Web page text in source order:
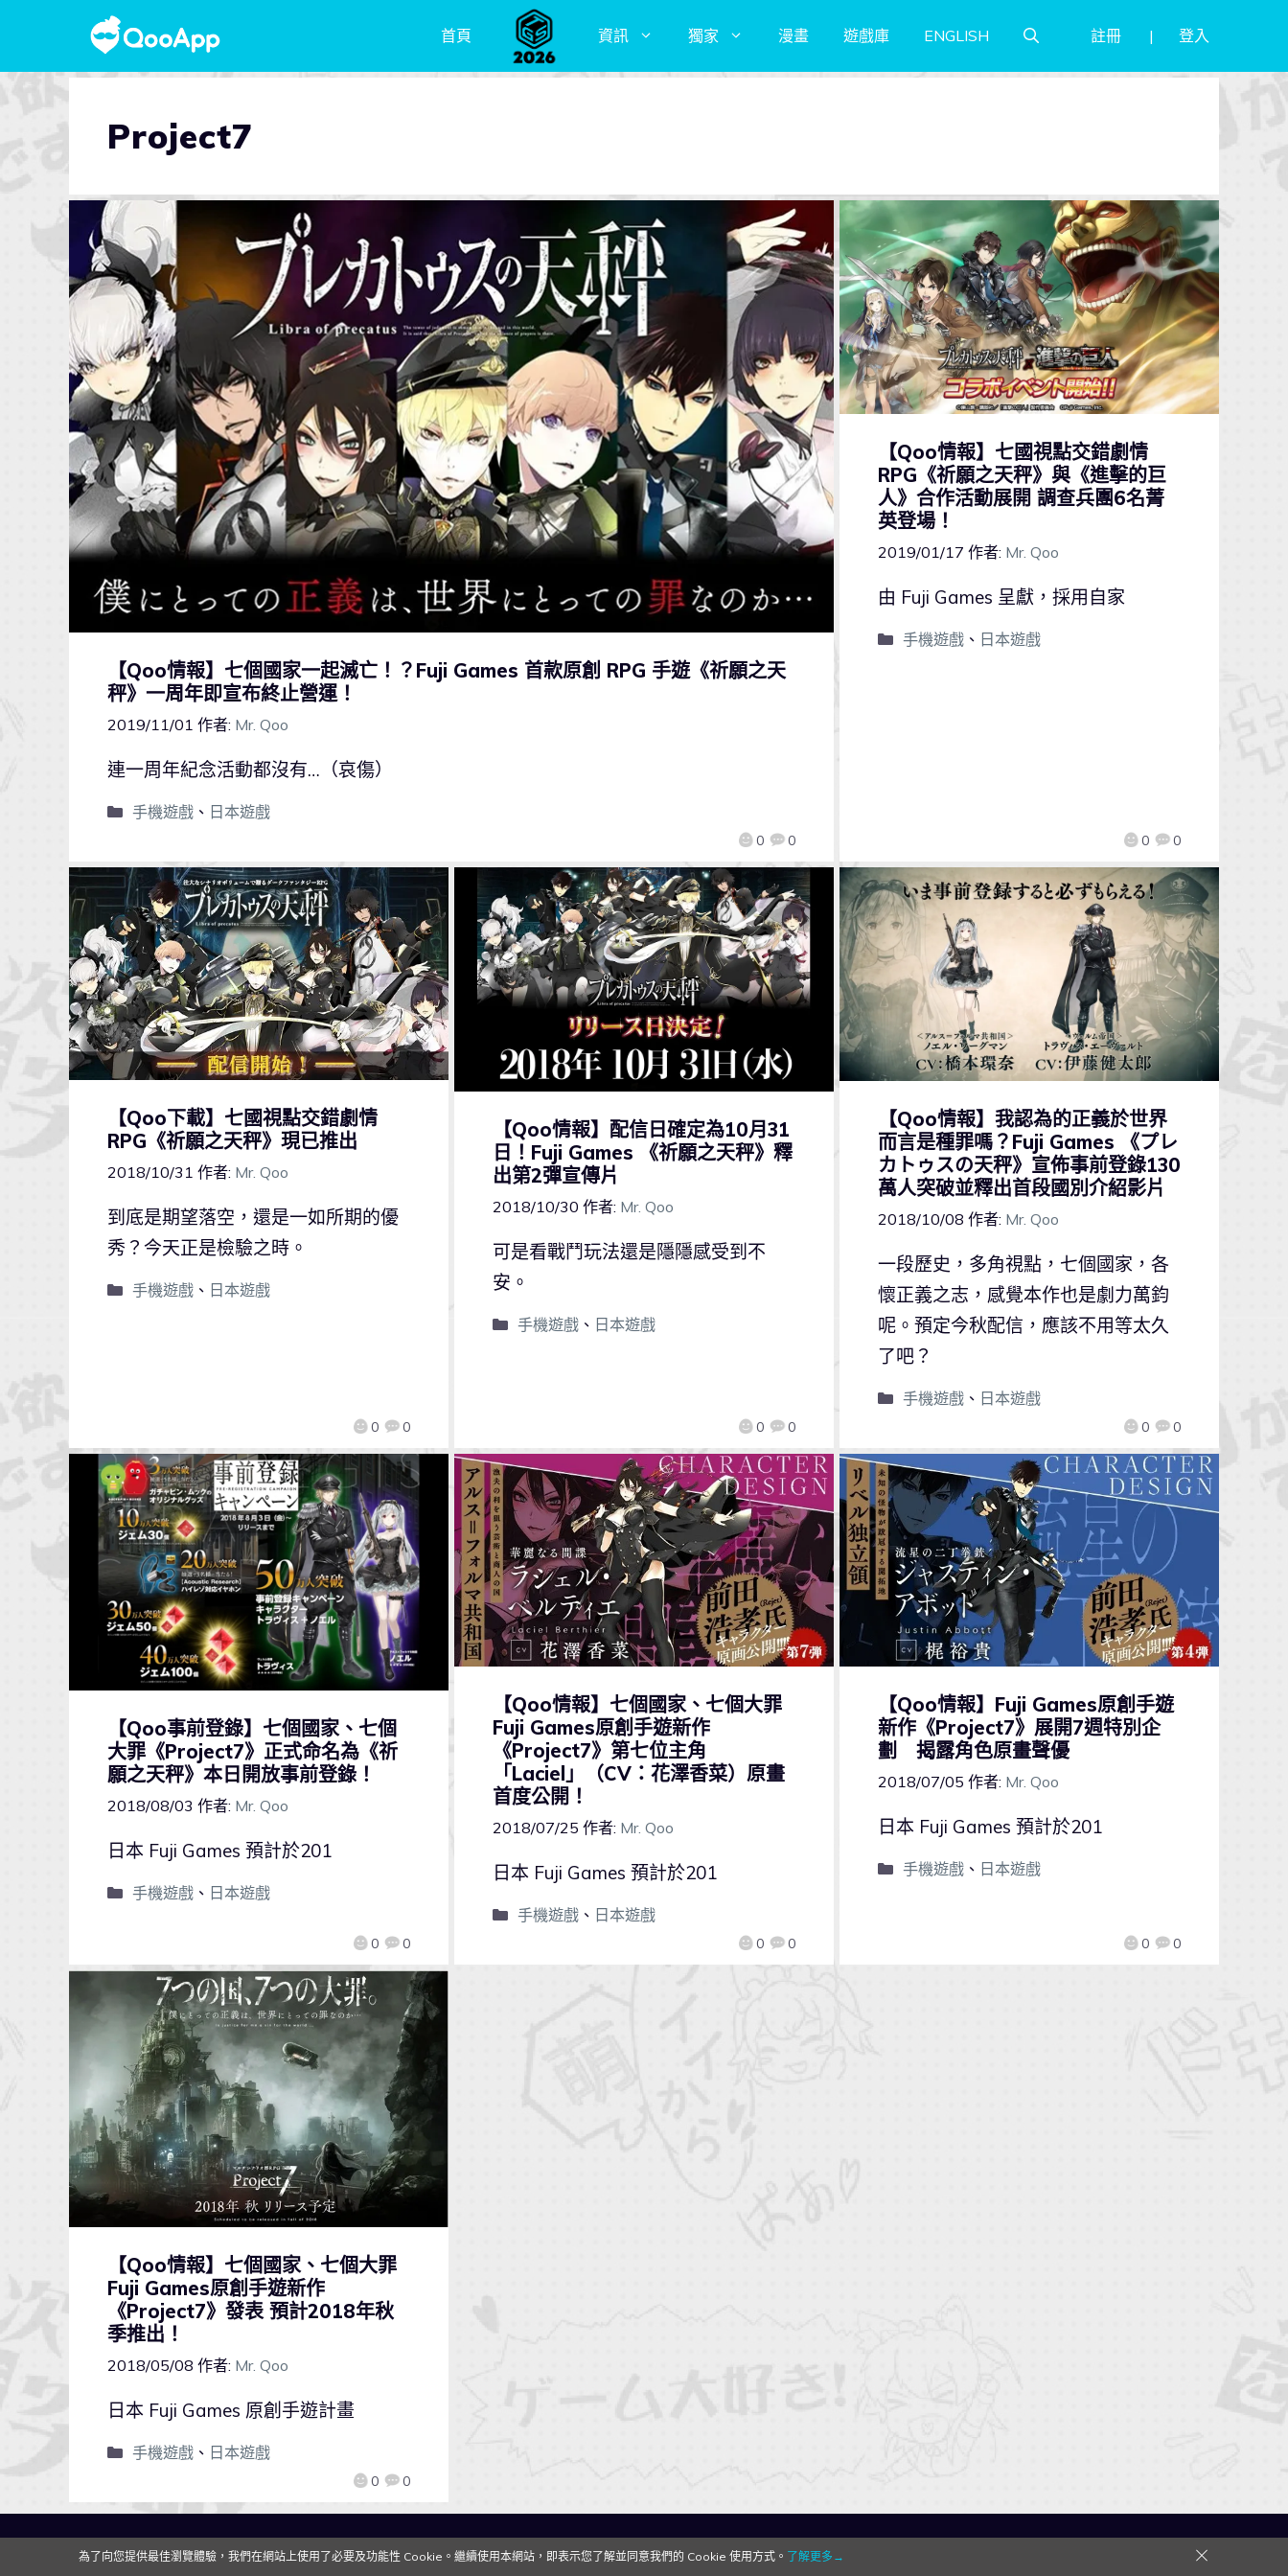
首頁 資訊 獨家 漫畫 遊戲庫 ENGLISH 註冊 登入
Project7
【Qoo情報】七個國家一起滅亡！？Fuji Games 首款原創 RPG 手遊《祈願之天
秤》一周年即宣布終止營運！
2019/11/01 作者: Mr. Qoo
0 0
連一周年紀念活動都沒有…（哀傷）
手機遊戲、 日本遊戲
【Qoo情報】七國視點交錯劇情
RPG《祈願之天秤》與《進擊的巨
人》合作活動展開 調查兵團6名菁
英登場！
2019/01/17 作者: Mr. Qoo
0 0
由 Fuji Games 呈獻，採用自家
手機遊戲、 日本遊戲
【Qoo下載】七國視點交錯劇情
RPG《祈願之天秤》現已推出
2018/10/31 作者: Mr. Qoo
0 0
到底是期望落空，還是一如所期的優
秀？今天正是檢驗之時。
手機遊戲、 日本遊戲
【Qoo情報】配信日確定為10月31
日！Fuji Games 《祈願之天秤》釋
出第2彈宣傳片
2018/10/30 作者: Mr. Qoo
0 0
可是看戰鬥玩法還是隱隱感受到不
安。
手機遊戲、 日本遊戲
【Qoo情報】我認為的正義於世界
而言是種罪嗎？Fuji Games 《プレ
カトゥスの天秤》宣佈事前登錄130
萬人突破並釋出首段國別介紹影片
2018/10/08 作者: Mr. Qoo
0 0
一段歷史，多角視點，七個國家，各
懷正義之志，感覺本作也是劇力萬鈞
呢。預定今秋配信，應該不用等太久
了吧？
手機遊戲、 日本遊戲
【Qoo事前登錄】七個國家、七個
大罪《Project7》正式命名為《祈
願之天秤》本日開放事前登錄！
2018/08/03 作者: Mr. Qoo
0 0
日本 Fuji Games 預計於201
手機遊戲、 日本遊戲
【Qoo情報】七個國家、七個大罪
Fuji Games原創手遊新作
《Project7》第七位主角
「Laciel」（CV：花澤香菜）原畫
首度公開！
2018/07/25 作者: Mr. Qoo
0 0
日本 Fuji Games 預計於201
手機遊戲、 日本遊戲
【Qoo情報】Fuji Games原創手遊
新作《Project7》展開7週特別企
劃 揭露角色原畫聲優
2018/07/05 作者: Mr. Qoo
0 0
日本 Fuji Games 預計於201
手機遊戲、 日本遊戲
【Qoo情報】七個國家、七個大罪
Fuji Games原創手遊新作
《Project7》發表 預計2018年秋
季推出！
2018/05/08 作者: Mr. Qoo
0 0
日本 Fuji Games 原創手遊計畫
手機遊戲、 日本遊戲
為了向您提供最佳瀏覽體驗，我們在網站上使用了必要及功能性 Cookie。繼續使用本網站，即表示您了解並同意我們的 Cookie 使用方式。 了解更多→